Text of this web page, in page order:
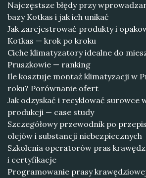
Najczęstsze błędy przy
bazy Kotkas i jak ich unikać
Jak zarejestrować produkty i
Kotkas — krok po kroku
Ciche klimatyzatory idealne do
Pruszkowie — ranking
Ile kosztuje montaż klimatyzacji w
roku? Porównanie ofert
Jak odzyskać i recyklować surowce
produkcji — case study
Szczegółowy przewodnik po
olejów i substancji niebezpiecznych
Szkolenia operatorów pras
i certyfikacje
Programowanie prasy